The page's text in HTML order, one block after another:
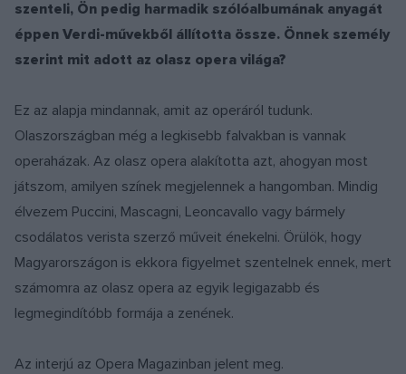
szenteli, Ön pedig harmadik szólóalbumának anyagát
éppen Verdi-művekből állította össze. Önnek személy
szerint mit adott az olasz opera világa?
Ez az alapja mindannak, amit az operáról tudunk.
Olaszországban még a legkisebb falvakban is vannak
operaházak. Az olasz opera alakította azt, ahogyan most
játszom, amilyen színek megjelennek a hangomban. Mindig
élvezem Puccini, Mascagni, Leoncavallo vagy bármely
csodálatos verista szerző műveit énekelni. Örülök, hogy
Magyarországon is ekkora figyelmet szentelnek ennek, mert
számomra az olasz opera az egyik legigazabb és
legmegindítóbb formája a zenének.
Az interjú az Opera Magazinban jelent meg.